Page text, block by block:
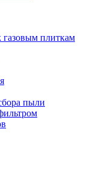
плиткам
пыли